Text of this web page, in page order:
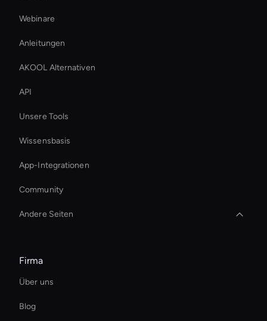
Webinare
Anleitungen
AKOOL Alternativen
API
Unsere Tools
Wissensbasis
App-Integrationen
Community
Andere Seiten
AI-Videohintergrundentferner
AI-Videoobjektentferner
Autonomous Ai Avatar
Firma
Über uns
Blog